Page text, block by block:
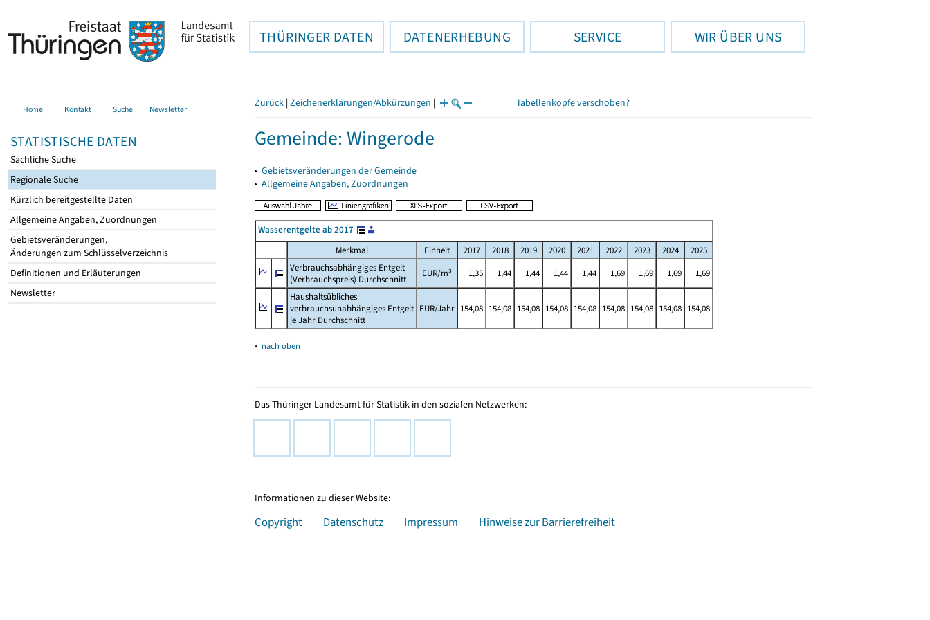
THÜRINGER DATEN DATENERHEBUNG SERVICE WIR ÜBER UNS
Home Kontakt Suche Newsletter
STATISTISCHE DATEN
Sachliche Suche
Regionale Suche
Kürzlich bereitgestellte Daten
Allgemeine Angaben, Zuordnungen
Gebietsveränderungen,
Änderungen zum Schlüsselverzeichnis
Definitionen und Erläuterungen
Newsletter
Zurück | Zeichenerklärungen/Abkürzungen | Tabellenköpfe verschoben?
Gemeinde: Wingerode
▸ Gebietsveränderungen der Gemeinde
▸ Allgemeine Angaben, Zuordnungen
Wasserentgelte ab 2017
Merkmal
Einheit 2017 2018 2019 2020 2021 2022 2023 2024
2025
Verbrauchsabhängiges Entgelt
(Verbrauchspreis) Durchschnitt
EUR/m³ 1,35 1,44 1,44 1,44 1,44 1,69 1,69 1,69
1,69
Haushaltsübliches
verbrauchsunabhängiges Entgelt
je Jahr Durchschnitt
EUR/Jahr 154,08 154,08 154,08 154,08 154,08 154,08 154,08 154,08 154,08
▴ nach oben
Das Thüringer Landesamt für Statistik in den sozialen Netzwerken:
Informationen zu dieser Website:
Copyright Datenschutz Impressum Hinweise zur Barrierefreiheit